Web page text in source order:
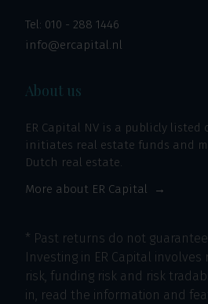
Tel: 010 - 288 1446
info@ercapital.nl
About us
ER Capital NV is a publicly listed
initiates real estate funds and
Dutch real estate.
More about ER Capital
* Past returns do not
Investing in ER Capital
risk, funding risk and risk
in, read the information and